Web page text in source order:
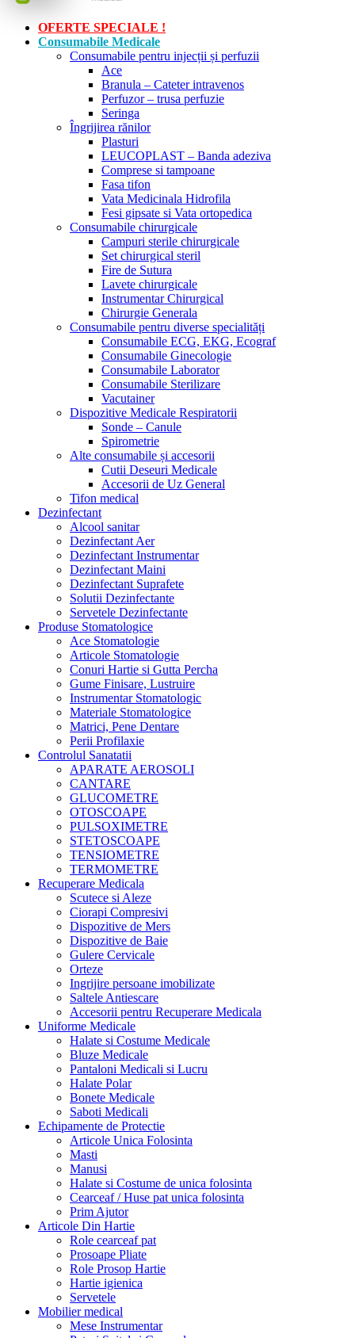
OFERTE SPECIALE !
Consumabile Medicale
Consumabile pentru injecții și perfuzii
Ace
Branula – Cateter intravenos
Perfuzor – trusa perfuzie
Seringa
Îngrijirea rănilor
Plasturi
LEUCOPLAST – Banda adeziva
Comprese si tampoane
Fasa tifon
Vata Medicinala Hidrofila
Fesi gipsate si Vata ortopedica
Consumabile chirurgicale
Campuri sterile chirurgicale
Set chirurgical steril
Fire de Sutura
Lavete chirurgicale
Instrumentar Chirurgical
Chirurgie Generala
Consumabile pentru diverse specialități
Consumabile ECG, EKG, Ecograf
Consumabile Ginecologie
Consumabile Laborator
Consumabile Sterilizare
Vacutainer
Dispozitive Medicale Respiratorii
Sonde – Canule
Spirometrie
Alte consumabile și accesorii
Cutii Deseuri Medicale
Accesorii de Uz General
Tifon medical
Dezinfectant
Alcool sanitar
Dezinfectant Aer
Dezinfectant Instrumentar
Dezinfectant Maini
Dezinfectant Suprafete
Solutii Dezinfectante
Servetele Dezinfectante
Produse Stomatologice
Ace Stomatologie
Articole Stomatologie
Conuri Hartie si Gutta Percha
Gume Finisare, Lustruire
Instrumentar Stomatologic
Materiale Stomatologice
Matrici, Pene Dentare
Perii Profilaxie
Controlul Sanatatii
APARATE AEROSOLI
CANTARE
GLUCOMETRE
OTOSCOAPE
PULSOXIMETRE
STETOSCOAPE
TENSIOMETRE
TERMOMETRE
Recuperare Medicala
Scutece si Aleze
Ciorapi Compresivi
Dispozitive de Mers
Dispozitive de Baie
Gulere Cervicale
Orteze
Ingrijire persoane imobilizate
Saltele Antiescare
Accesorii pentru Recuperare Medicala
Uniforme Medicale
Halate si Costume Medicale
Bluze Medicale
Pantaloni Medicali si Lucru
Halate Polar
Bonete Medicale
Saboti Medicali
Echipamente de Protectie
Articole Unica Folosinta
Masti
Manusi
Halate si Costume de unica folosinta
Cearceaf / Huse pat unica folosinta
Prim Ajutor
Articole Din Hartie
Role cearceaf pat
Prosoape Pliate
Role Prosop Hartie
Hartie igienica
Servetele
Mobilier medical
Mese Instrumentar